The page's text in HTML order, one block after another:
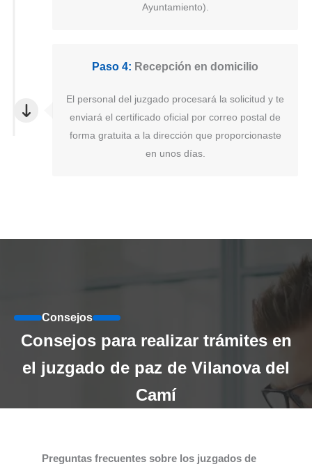
Ayuntamiento).
Paso 4: Recepción en domicilio
El personal del juzgado procesará la solicitud y te
enviará el certificado oficial por correo postal de
forma gratuita a la dirección que proporcionaste
en unos días.
Consejos
Consejos para realizar trámites en
el juzgado de paz de Vilanova del
Camí
Preguntas frecuentes sobre los juzgados de